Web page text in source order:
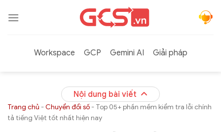
qua
Workspace
GCP Gemini AI Giải pháp
Nội dung bài viết
Trang chủ -Chuyển đổi số - Top 05+ phần mềm kiểm tra lỗi chính
tả tiếng Việt tốt nhất hiện nay